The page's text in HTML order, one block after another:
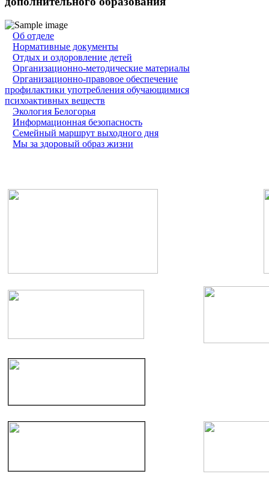
Об отделе
Нормативные документы
Отдых и оздоровление детей
Организационно-методические материалы
Организационно-правовое обеспечение
профилактики употребления обучающимися
психоактивных веществ
Экология Белогорья
Информационная безопасность
Семейный маршрут выходного дня
Мы за здоровый образ жизни